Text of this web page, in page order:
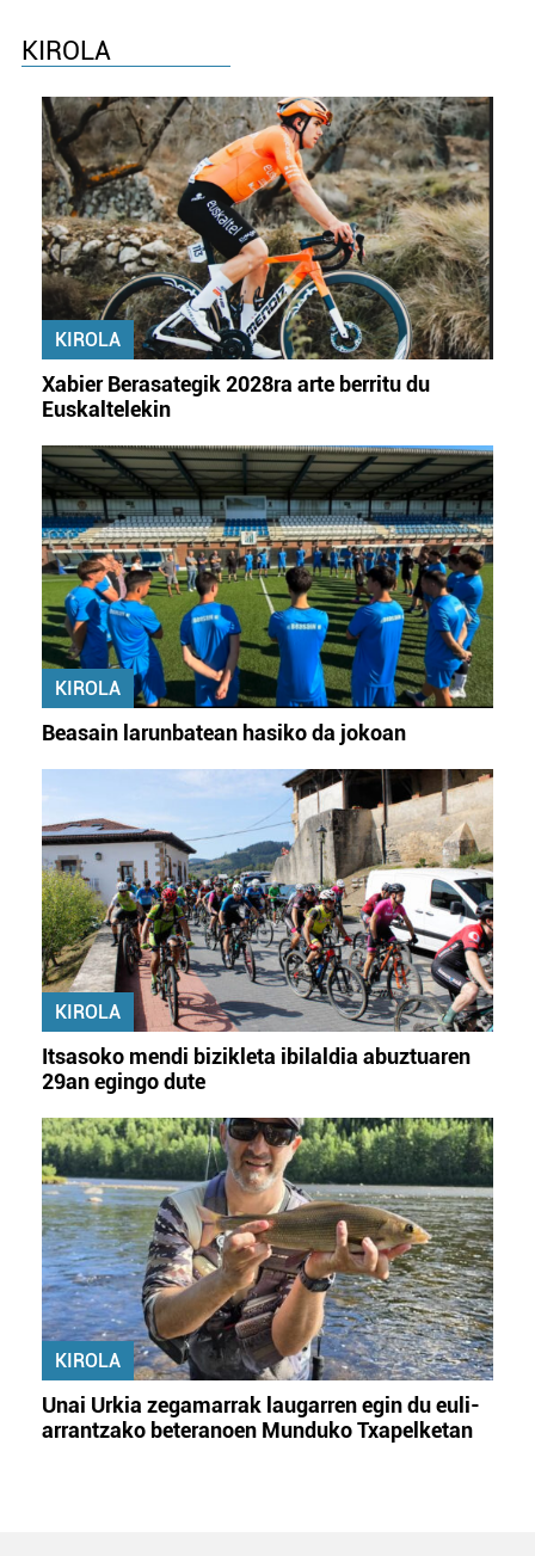
KIROLA
KIROLA
Xabier Berasategik 2028ra arte berritu du
Euskaltelekin
KIROLA
Beasain larunbatean hasiko da jokoan
KIROLA
Itsasoko mendi bizikleta ibilaldia abuztuaren
29an egingo dute
KIROLA
Unai Urkia zegamarrak laugarren egin du euli-
arrantzako beteranoen Munduko Txapelketan